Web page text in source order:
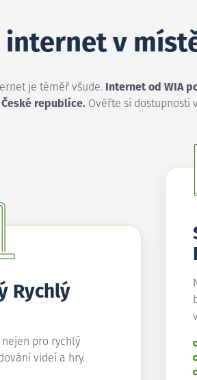
v
je téměř všude.
Internet od WIA
České republice. Ověřte si dostupnosti
Rychlý
pro rychlý
videí a hry.